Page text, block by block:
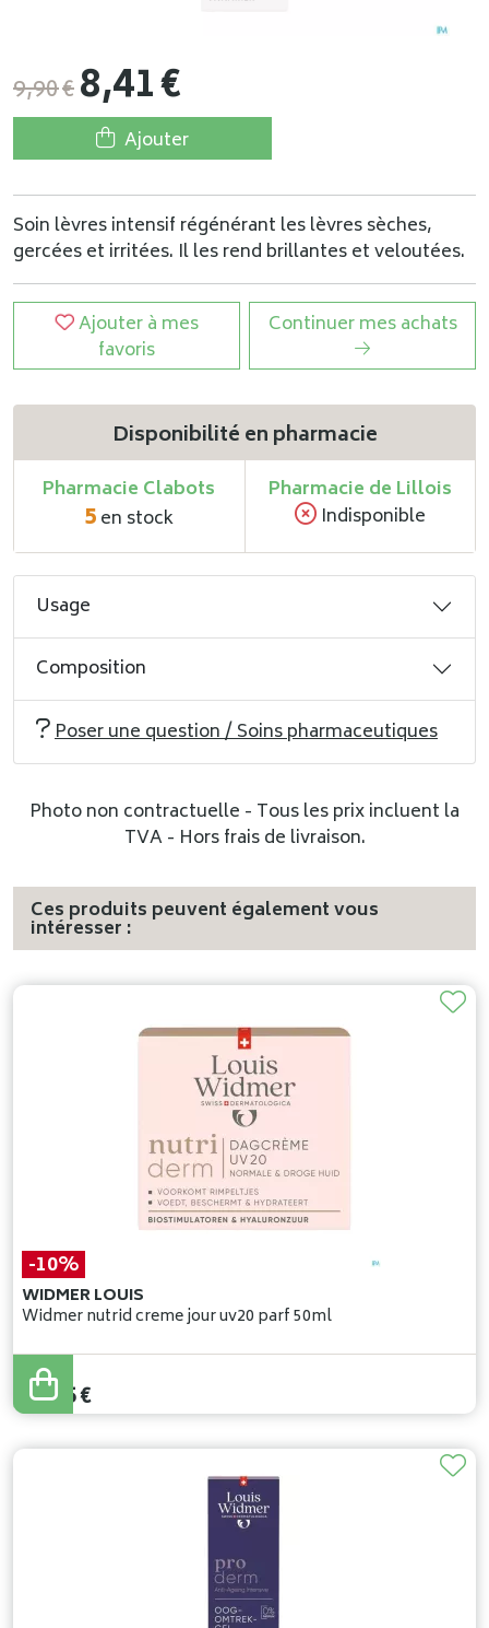
9,90€8,41€
Ajouter
Soin lèvres intensif régénérant les lèvres sèches,
gercées et irritées. Il les rend brillantes et veloutées.
Ajouter à mes
favoris
Continuer mes achats
Disponibilité en pharmacie
Pharmacie Clabots
5en stock
Pharmacie de Lillois
Indisponible
Usage
Composition
Poser une question / Soins pharmaceutiques
Photo non contractuelle - Tous les prix incluent la
TVA - Hors frais de livraison.
Ces produits peuvent également vous
intéresser :
-10%
WIDMER LOUIS
Widmer nutrid creme jour uv20 parf 50ml
34,50
31,05€